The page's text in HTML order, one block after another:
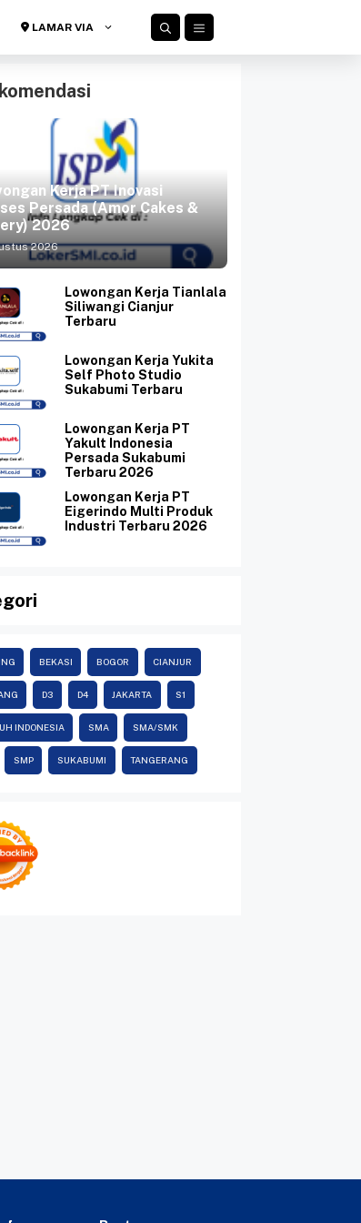
LAMAR VIA
Kerja PT Inovasi
Persada (Amor Cakes &
2026
2026
Lowongan Kerja Tianlala
Siliwangi Cianjur
Terbaru
Lowongan Kerja Yukita
Self Photo Studio
Sukabumi Terbaru
Lowongan Kerja PT
Yakult Indonesia
Persada Sukabumi
Terbaru 2026
Lowongan Kerja PT
Eigerindo Multi Produk
Industri Terbaru 2026
BEKASI BOGOR CIANJUR
D3 D4 JAKARTA S1
INDONESIA SMA SMA/SMK
SMP SUKABUMI TANGERANG